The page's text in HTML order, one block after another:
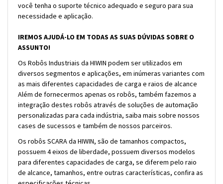
você tenha o suporte técnico adequado e seguro para sua
necessidade e aplicação.
IREMOS AJUDÁ-LO EM TODAS AS SUAS DÚVIDAS SOBRE O
ASSUNTO!
Os Robôs Industriais da HIWIN podem ser utilizados em
diversos segmentos e aplicações, em inúmeras variantes com
as mais diferentes capacidades de carga e raios de alcance
Além de fornecermos apenas os robôs, também fazemos a
integração destes robôs através de soluções de automação
personalizadas para cada indústria, saiba mais sobre nossos
cases de sucessos e também de nossos parceiros.
Os robôs SCARA da HIWIN, são de tamanhos compactos,
possuem 4 eixos de liberdade, possuem diversos modelos
para diferentes capacidades de carga, se diferem pelo raio
de alcance, tamanhos, entre outras características, confira as